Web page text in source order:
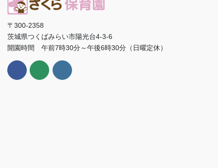
〒300-2358
茨城県つくばみらい市陽光台4-3-6
開園時間 午前7時30分～午後6時30分（日曜定休）